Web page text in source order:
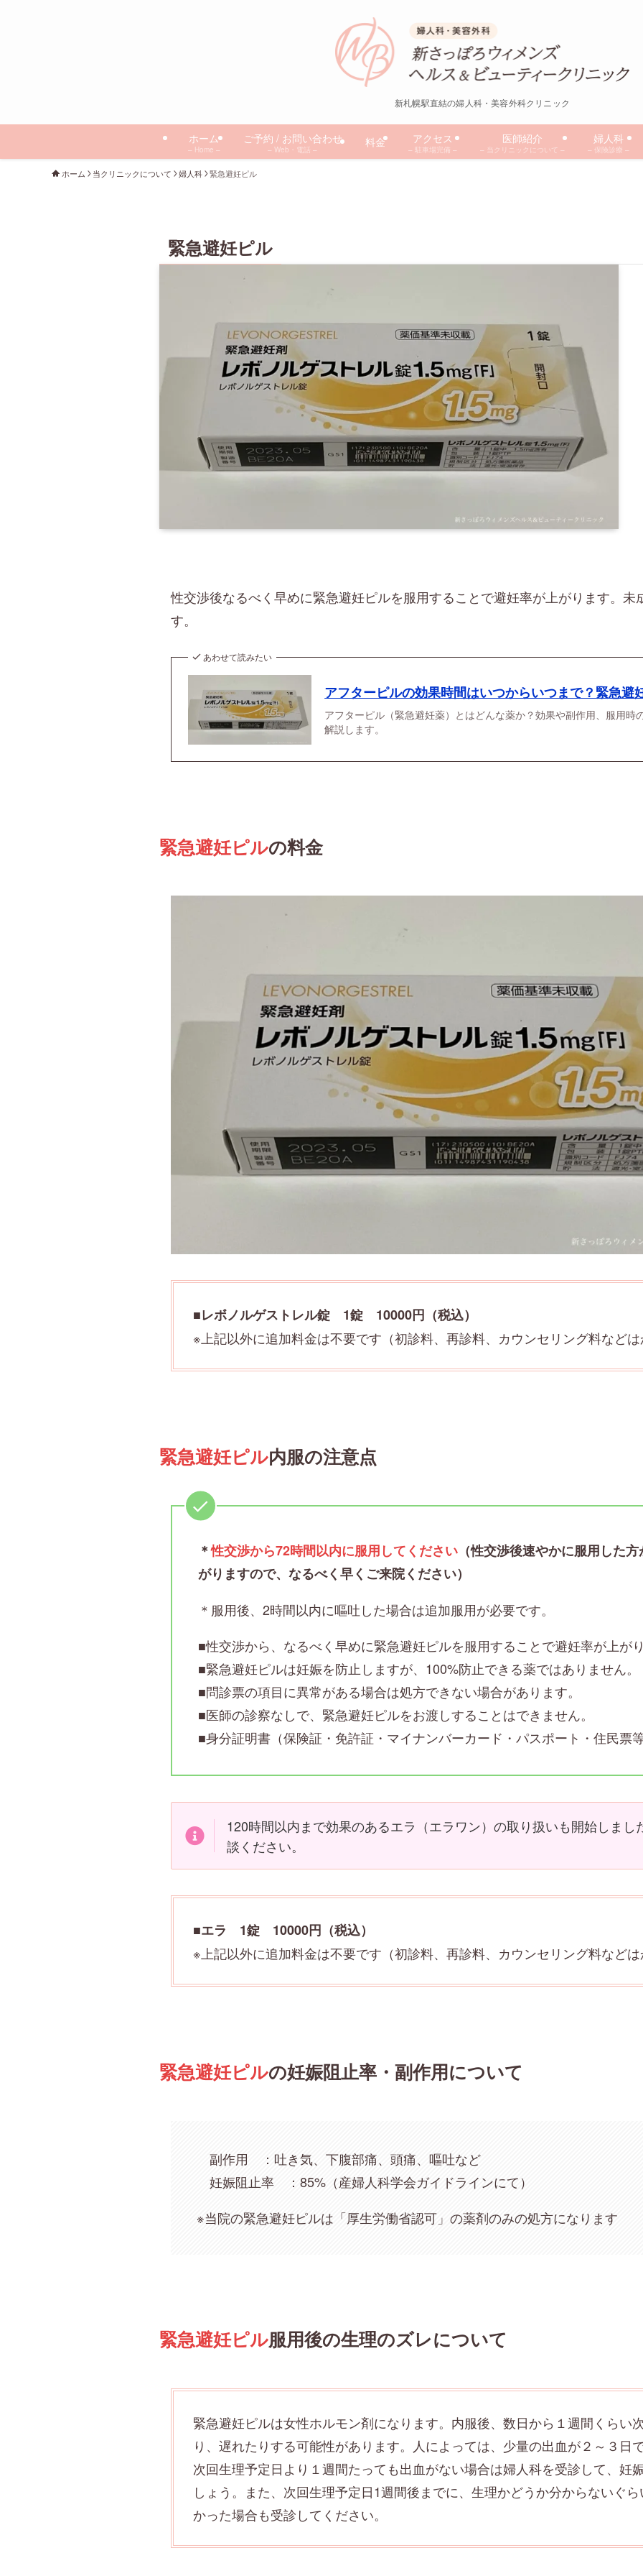
新札幌駅直結の婦人科・美容外科クリニック
ホーム
– Home –
ご予約 / お問い合わせ
– Web・電話 –
料金 アクセス
– 駐車場完備 –
医師紹介
– 当クリニックについて –
婦人科
– 保険診療 –
ホーム 当クリニックについて 婦人科 緊急避妊ピル
緊急避妊ピル
性交渉後なるべく早めに緊急避妊ピルを服用することで避妊率が上がります。未
す。
あわせて読みたい
アフターピルの効果時間はいつからいつまで？緊急避
アフターピル（緊急避妊薬）とはどんな薬か？効果や副作用、服用時
解説します。
緊急避妊ピルの料金
■レボノルゲストレル錠 1錠 10000円（税込）
※上記以外に追加料金は不要です（初診料、再診料、カウンセリング料などは
緊急避妊ピル内服の注意点
＊性交渉から72時間以内に服用してください （性交渉後速やかに服用した
がりますので、なるべく早くご来院ください）
＊服用後、2時間以内に嘔吐した場合は追加服用が必要です。
■性交渉から、なるべく早めに緊急避妊ピルを服用することで避妊率が上がり
■緊急避妊ピルは妊娠を防止しますが、100%防止できる薬ではありません。
■問診票の項目に異常がある場合は処方できない場合があります。
■医師の診察なしで、緊急避妊ピルをお渡しすることはできません。
■身分証明書（保険証・免許証・マイナンバーカード・パスポート・住民票
120時間以内まで効果のあるエラ（エラワン）の取り扱いも開始しまし
談ください。
■エラ 1錠 10000円（税込）
※上記以外に追加料金は不要です（初診料、再診料、カウンセリング料などは
緊急避妊ピルの妊娠阻止率・副作用について
副作用 ：吐き気、下腹部痛、頭痛、嘔吐など
妊娠阻止率 ：85%（産婦人科学会ガイドラインにて）
※当院の緊急避妊ピルは「厚生労働省認可」の薬剤のみの処方になります
緊急避妊ピル服用後の生理のズレについて
緊急避妊ピルは女性ホルモン剤になります。内服後、数日から１週間くらい
り、遅れたりする可能性があります。人によっては、少量の出血が２～３日
次回生理予定日より１週間たっても出血がない場合は婦人科を受診して、妊
しょう。また、次回生理予定日1週間後までに、生理かどうか分からないぐ
かった場合も受診してください。